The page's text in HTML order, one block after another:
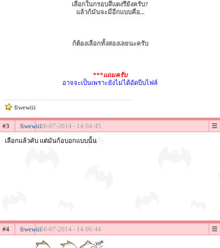
เลือกในกรอบสีแดงรึยังครับ?
แล้วก้มันจะมีอีกแบบคือ...
ก้ต้องเลือกทั้งสองเลยนะครับ
***แถมครับ
อาจจะเป็นเพราะยังไม่ได้อัดบีบไฟล์
fiwewiii
#3 fiwewiii06-07-2014 - 14:04:45
เลือกแล้วคับ แต่มันก้อบอกแบบนั้น
#4 fiwewiii06-07-2014 - 14:06:44